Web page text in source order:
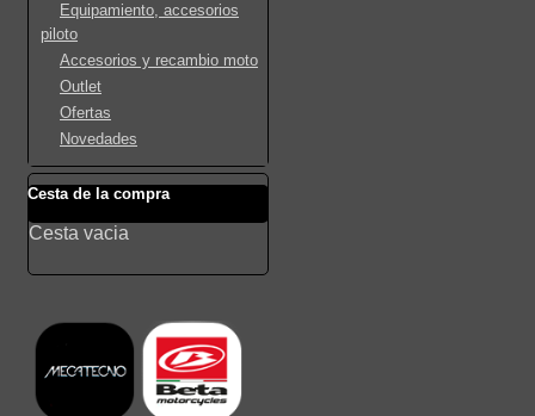
Equipamiento, accesorios
piloto
Accesorios y recambio moto
Outlet
Ofertas
Novedades
Cesta de la compra
Cesta vacia